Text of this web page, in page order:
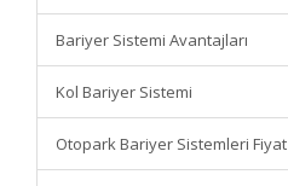
Bariyer Sistemi Avantajları
Kol Bariyer Sistemi
Otopark Bariyer Sistemleri Fiyat